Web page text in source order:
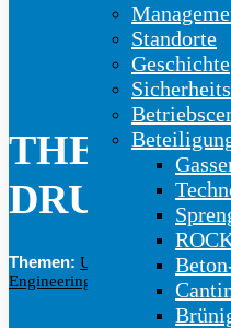
Standorte
Geschichte
THEMA:
Themen: Untertag
Engineering
Betriebscenter|